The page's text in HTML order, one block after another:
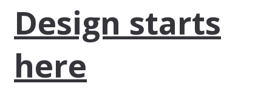
Design starts
here